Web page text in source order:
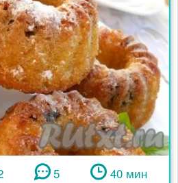
5 40 мин